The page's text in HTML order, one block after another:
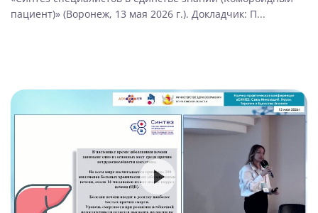
пациент)» (Воронеж, 13 мая 2026 г.). Докладчик: П...